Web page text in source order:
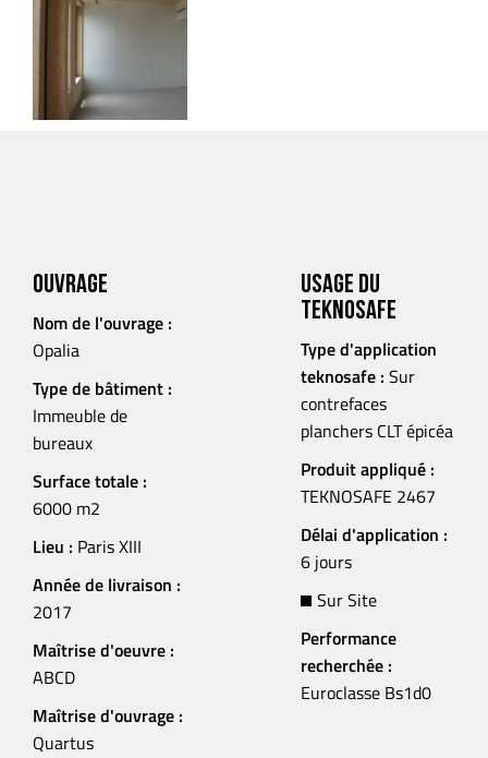
Ouvrage
Nom de l'ouvrage :
Opalia
Type de bâtiment :
Immeuble de
bureaux
Surface totale :
6000 m2
Lieu : Paris XIII
Année de livraison :
2017
Maîtrise d'oeuvre :
ABCD
Maîtrise d'ouvrage :
Quartus
Usage du
Teknosafe
Type d'application
teknosafe :Sur
contrefaces
planchers CLT épicéa
Produit appliqué :
TEKNOSAFE 2467
Délai d'application :
6 jours
Sur Site
Performance
recherchée :
Euroclasse Bs1d0